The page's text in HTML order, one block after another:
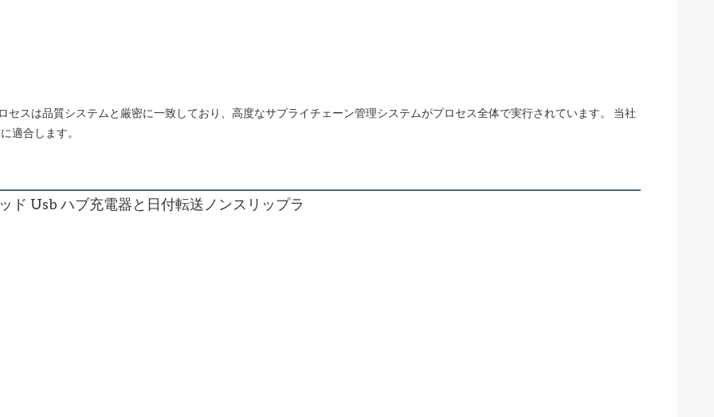
スは品質システムと厳密に一致しており、高度なサプライチェーン管理システムがプロセス全体で実行されています。 当社